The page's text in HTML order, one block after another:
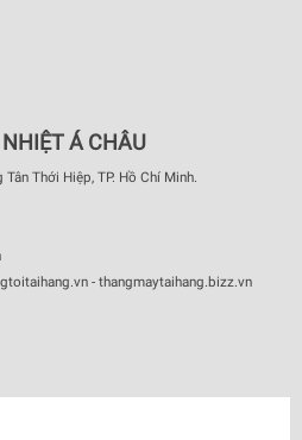
Á CHÂU
Thới Hiệp, TP. Hồ Chí Minh.
- thangmaytaihang.bizz.vn